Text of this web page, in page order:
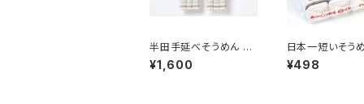
半田手延べそうめん 30
0g x 5袋
¥1,600
日本一短いそう
「白石温麺」
¥498